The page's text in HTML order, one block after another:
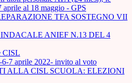
aprile al 18 maggio - GPS
TFA SOSTEGNO VII
ANIEF N.13 DEL 4
CISL
7 aprile 2022- invito al voto
ALLA CISL SCUOLA: ELEZIONI